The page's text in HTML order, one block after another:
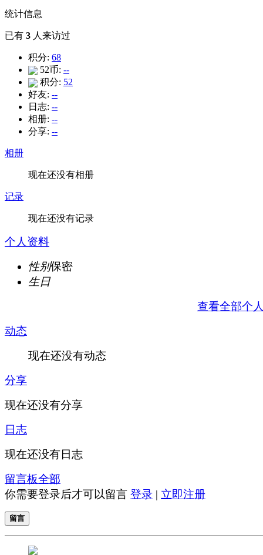
统计信息
已有 3 人来访过
积分: 68
52币: --
积分: 52
好友: --
日志: --
相册: --
分享: --
相册
现在还没有相册
记录
现在还没有记录
个人资料
性别保密
生日
查看全部个
动态
现在还没有动态
分享
现在还没有分享
日志
现在还没有日志
留言板全部
你需要登录后才可以留言 登录 | 立即注册
留言